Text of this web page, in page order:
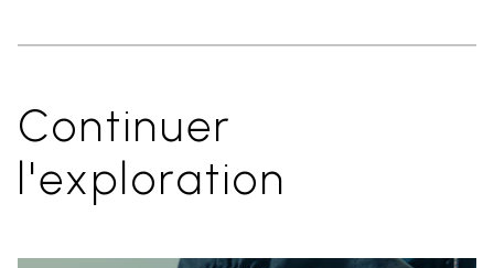
Continuer
l'exploration